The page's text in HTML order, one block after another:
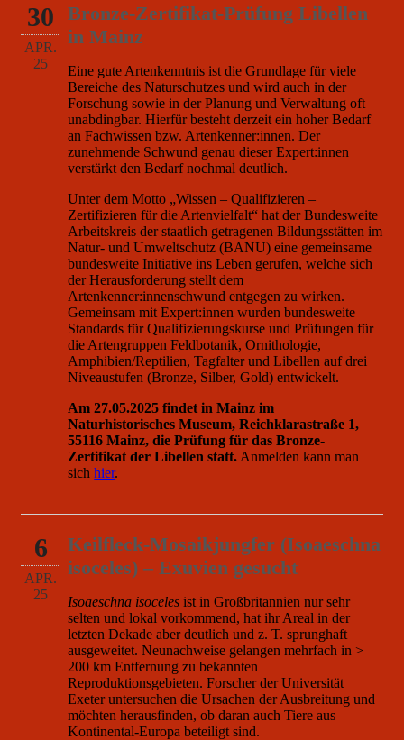
30
APR.
25
Bronze-Zertifikat-Prüfung Libellen
in Mainz
Eine gute Artenkenntnis ist die Grundlage für viele
Bereiche des Naturschutzes und wird auch in der
Forschung sowie in der Planung und Verwaltung oft
unabdingbar. Hierfür besteht derzeit ein hoher Bedarf
an Fachwissen bzw. Artenkenner:innen. Der
zunehmende Schwund genau dieser Expert:innen
verstärkt den Bedarf nochmal deutlich.
Unter dem Motto „Wissen – Qualifizieren –
Zertifizieren für die Artenvielfalt“ hat der Bundesweite
Arbeitskreis der staatlich getragenen Bildungsstätten im
Natur- und Umweltschutz (BANU) eine gemeinsame
bundesweite Initiative ins Leben gerufen, welche sich
der Herausforderung stellt dem
Artenkenner:innenschwund entgegen zu wirken.
Gemeinsam mit Expert:innen wurden bundesweite
Standards für Qualifizierungskurse und Prüfungen für
die Artengruppen Feldbotanik, Ornithologie,
Amphibien/Reptilien, Tagfalter und Libellen auf drei
Niveaustufen (Bronze, Silber, Gold) entwickelt.
Am 27.05.2025 findet in Mainz im
Naturhistorisches Museum, Reichklarastraße 1,
55116 Mainz, die Prüfung für das Bronze-
Zertifikat der Libellen statt. Anmelden kann man
sichhier.
6
APR.
25
Keilfleck-Mosaikjungfer (Isoaeschna
isoceles) – Exuvien gesucht
Isoaeschna isoceles ist in Großbritannien nur sehr
selten und lokal vorkommend, hat ihr Areal in der
letzten Dekade aber deutlich und z. T. sprunghaft
ausgeweitet. Neunachweise gelangen mehrfach in >
200 km Entfernung zu bekannten
Reproduktionsgebieten. Forscher der Universität
Exeter untersuchen die Ursachen der Ausbreitung und
möchten herausfinden, ob daran auch Tiere aus
Kontinental-Europa beteiligt sind.